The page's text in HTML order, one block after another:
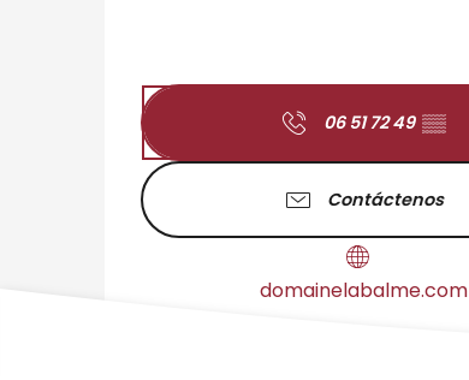
06 51 72 49 ▒▒
Contáctenos
domainelabalme.com